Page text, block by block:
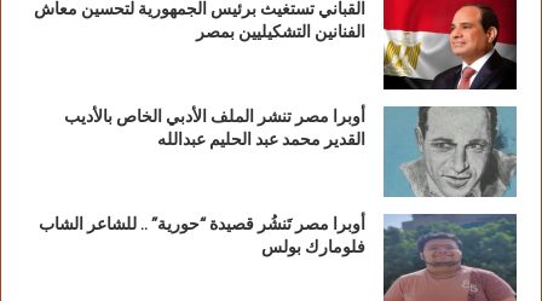
القباني تستغيث برئيس الجمهورية لتحسين معاش
الفنانين التشكيليين بمصر
أوبرا مصر تنشر الملف الأدبي الخاص بالأديب
القدير محمد عبد الحليم عبدالله
أوبرا مصر تَنشُر قصيدة “حورية” .. للشاعر الشاب
فلومارك بولس